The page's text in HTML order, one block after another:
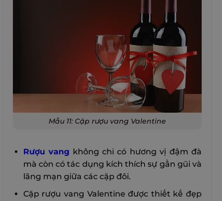
Mẫu 11: Cặp rượu vang Valentine
Rượu vang không chỉ có hương vị đậm đà
mà còn có tác dụng kích thích sự gần gũi và
lãng mạn giữa các cặp đôi.
Cặp rượu vang Valentine được thiết kế đẹp